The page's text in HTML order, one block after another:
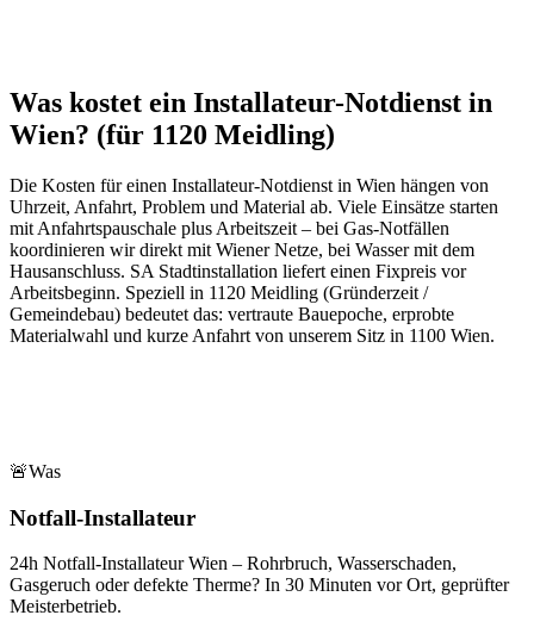
Was kostet ein Installateur-Notdienst in
Wien? (für 1120 Meidling)
Die Kosten für einen Installateur-Notdienst in Wien hängen von
Uhrzeit, Anfahrt, Problem und Material ab. Viele Einsätze starten
mit Anfahrtspauschale plus Arbeitszeit – bei Gas-Notfällen
koordinieren wir direkt mit Wiener Netze, bei Wasser mit dem
Hausanschluss. SA Stadtinstallation liefert einen Fixpreis vor
Arbeitsbeginn. Speziell in 1120 Meidling (Gründerzeit /
Gemeindebau) bedeutet das: vertraute Bauepoche, erprobte
Materialwahl und kurze Anfahrt von unserem Sitz in 1100 Wien.
🚨Was
Notfall-Installateur
24h Notfall-Installateur Wien – Rohrbruch, Wasserschaden,
Gasgeruch oder defekte Therme? In 30 Minuten vor Ort, geprüfter
Meisterbetrieb.